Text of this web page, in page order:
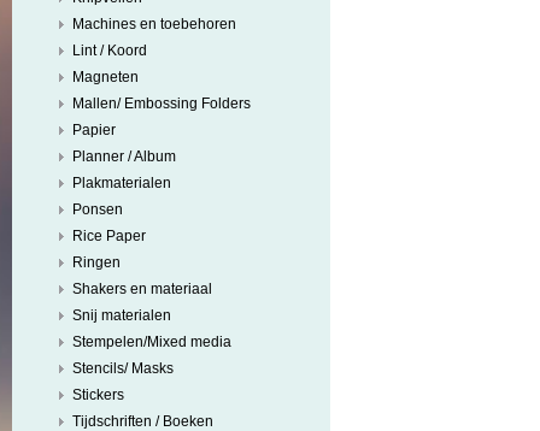
Machines en toebehoren
Lint / Koord
Magneten
Mallen/ Embossing Folders
Papier
Planner / Album
Plakmaterialen
Ponsen
Rice Paper
Ringen
Shakers en materiaal
Snij materialen
Stempelen/Mixed media
Stencils/ Masks
Stickers
Tijdschriften / Boeken